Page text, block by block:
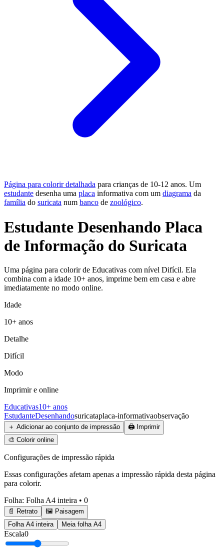
Página para colorir detalhada para crianças de 10-12 anos. Um
estudante desenha uma placa informativa com um diagrama da
família do suricata num banco de zoológico.
Estudante Desenhando Placa
de Informação do Suricata
Uma página para colorir de Educativas com nível Difícil. Ela
combina com a idade 10+ anos, imprime bem em casa e abre
imediatamente no modo online.
Idade
10+ anos
Detalhe
Difícil
Modo
Imprimir e online
Educativas10+ anos
EstudanteDesenhandosuricataplaca-informativaobservação
＋ Adicionar ao conjunto de impressão 🖨️ Imprimir
🎨 Colorir online
Configurações de impressão rápida
Essas configurações afetam apenas a impressão rápida desta página
para colorir.
Folha: Folha A4 inteira • 0
📄 Retrato
🖼️ Paisagem
Folha A4 inteira
Meia folha A4
Escala0